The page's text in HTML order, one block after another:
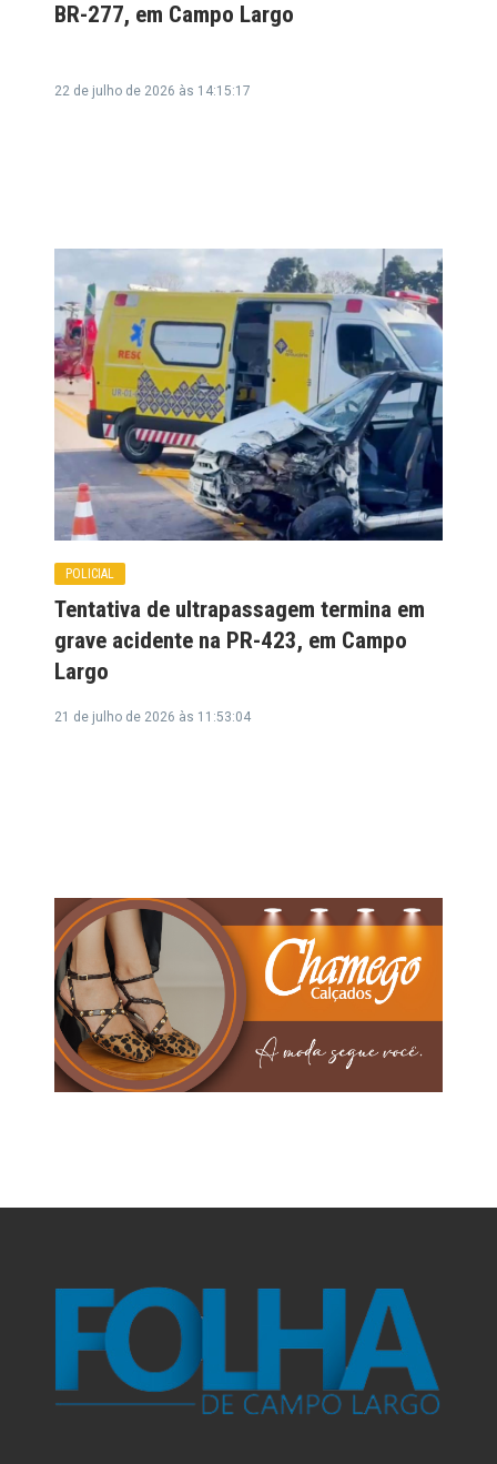
BR-277, em Campo Largo
22 de julho de 2026 às 14:15:17
POLICIAL
Tentativa de ultrapassagem termina em
grave acidente na PR-423, em Campo
Largo
21 de julho de 2026 às 11:53:04